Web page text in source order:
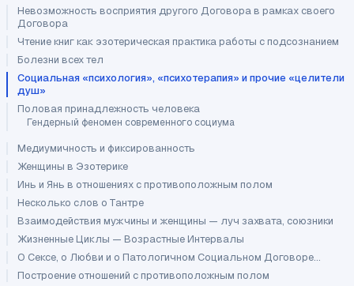
Невозможность восприятия другого Договора в рамках своего
Договора
Чтение книг как эзотерическая практика работы с подсознанием
Болезни всех тел
Социальная «психология», «психотерапия» и прочие «целители
душ»
Половая принадлежность человека
Гендерный феномен современного социума
Медиумичность и фиксированность
Женщины в Эзотерике
Инь и Янь в отношениях с противоположным полом
Несколько слов о Тантре
Взаимодействия мужчины и женщины — луч захвата, союзники
Жизненные Циклы — Возрастные Интервалы
О Сексе, о Любви и о Патологичном Социальном Договоре...
Построение отношений с противоположным полом